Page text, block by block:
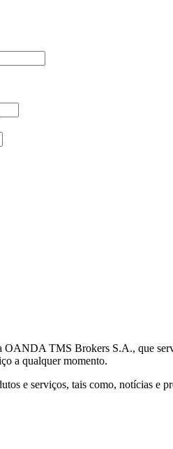
TMS Brokers S.A., que
a qualquer momento.
e serviços, tais como, notícias e